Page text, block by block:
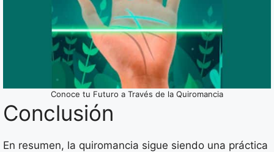
Conoce tu Futuro a Través de la Quiromancia
Conclusión
En resumen, la quiromancia sigue siendo una práctica